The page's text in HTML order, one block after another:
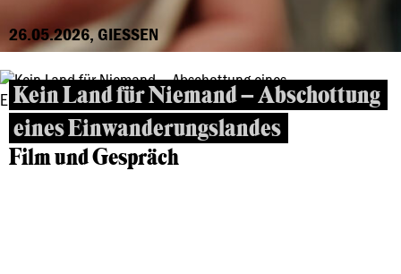
26.05.2026, GIESSEN
Kein Land für Niemand – Abschottung
eines Einwanderungslandes
Film und Gespräch